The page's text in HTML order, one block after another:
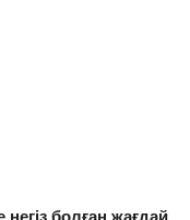
болған жағдай